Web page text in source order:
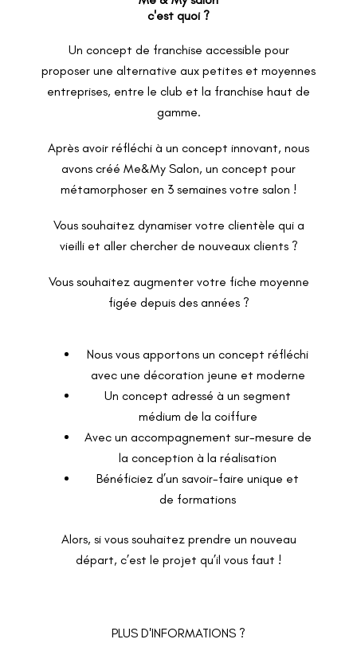
c'est quoi ?
Un concept de franchise accessible pour
proposer une alternative aux petites et moyennes
entreprises, entre le club et la franchise haut de
gamme.
Après avoir réfléchi à un concept innovant, nous
avons créé Me&My Salon, un concept pour
métamorphoser en 3 semaines votre salon !
Vous souhaitez dynamiser votre clientèle qui a
vieilli et aller chercher de nouveaux clients ?
Vous souhaitez augmenter votre fiche moyenne
figée depuis des années ?
Nous vous apportons un concept réfléchi
avec une décoration jeune et moderne
Un concept adressé à un segment
médium de la coiffure
Avec un accompagnement sur-mesure de
la conception à la réalisation
Bénéficiez d’un savoir-faire unique et
de formations
Alors, si vous souhaitez prendre un nouveau
départ, c’est le projet qu’il vous faut !
PLUS D'INFORMATIONS ?